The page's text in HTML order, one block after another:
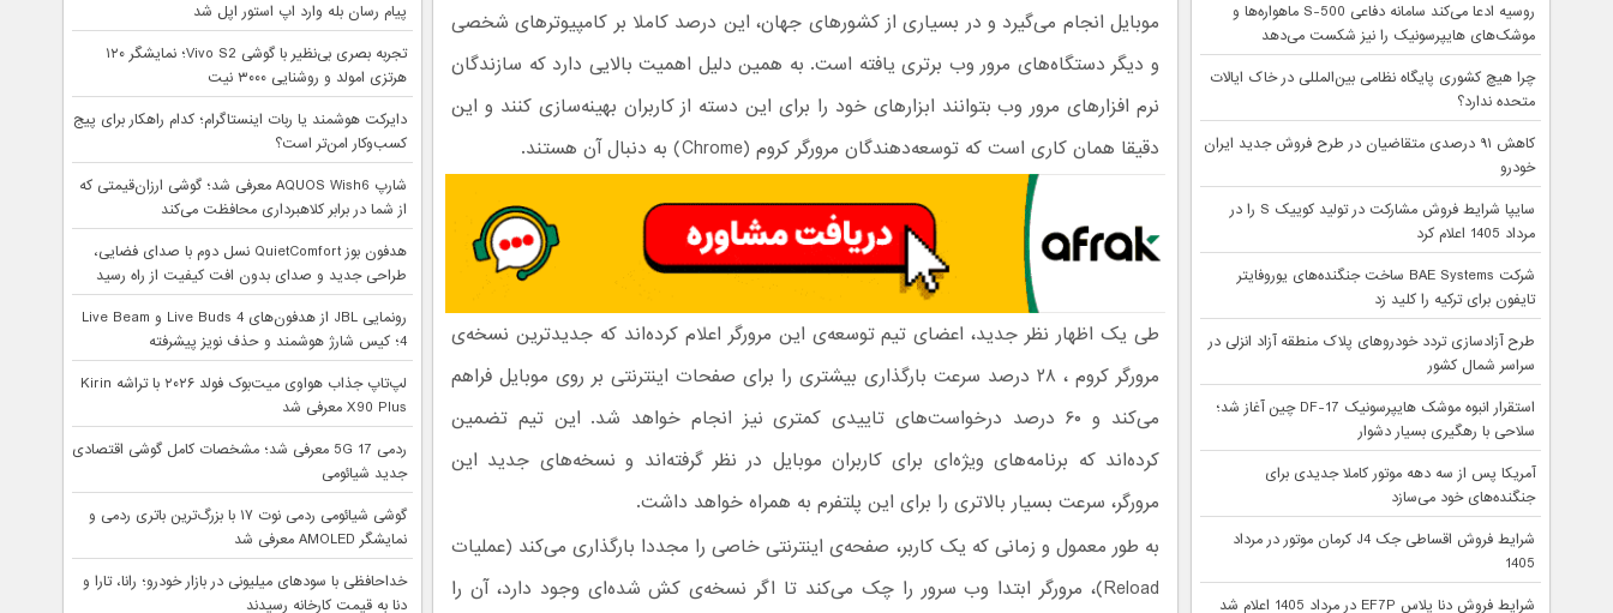
موبایل انجام می‌گیرد و در بسیاری از کشورهای جهان، این درصد کاملا بر کامپیوترهای شخصی
و دیگر دستگاه‌های مرور وب برتری یافته است. به همین دلیل اهمیت بالایی دارد که سازندگان
نرم افزارهای مرور وب بتوانند ابزارهای خود را برای این دسته از کاربران بهینه‌سازی کنند و این
دقیقا همان کاری است که توسعه‌دهندگان مرورگر کروم (Chrome) به دنبال آن هستند.
طی یک اظهار نظر جدید، اعضای تیم توسعه‌ی این مرورگر اعلام کرده‌اند که جدیدترین نسخه‌ی
مرورگر کروم ، ۲۸ درصد سرعت بارگذاری بیشتری را برای صفحات اینترنتی بر روی موبایل فراهم
می‌کند و ۶۰ درصد درخواست‌های تاییدی کمتری نیز انجام خواهد شد. این تیم تضمین
کرده‌اند که برنامه‌های ویژه‌ای برای کاربران موبایل در نظر گرفته‌اند و نسخه‌های جدید این
مرورگر، سرعت بسیار بالاتری را برای این پلتفرم به همراه خواهد داشت.
به طور معمول و زمانی که یک کاربر، صفحه‌ی اینترنتی خاصی را مجددا بارگذاری می‌کند (عملیات
Reload)، مرورگر ابتدا وب سرور را چک می‌کند تا اگر نسخه‌ی کش شده‌ای وجود دارد، آن را
روسیه ادعا می‌کند سامانه دفاعی S-500 ماهواره‌ها و
موشک‌های هایپرسونیک را نیز شکست می‌دهد
چرا هیچ کشوری پایگاه نظامی بین‌المللی در خاک ایالات
متحده ندارد؟
کاهش ۹۱ درصدی متقاضیان در طرح فروش جدید ایران
خودرو
سایپا شرایط فروش مشارکت در تولید کوییک S را در
مرداد 1405 اعلام کرد
شرکت BAE Systems ساخت جنگنده‌های یوروفایتر
تایفون برای ترکیه را کلید زد
طرح آزادسازی تردد خودروهای پلاک منطقه آزاد انزلی در
سراسر شمال کشور
استقرار انبوه موشک هایپرسونیک DF-17 چین آغاز شد؛
سلاحی با رهگیری بسیار دشوار
آمریکا پس از سه دهه موتور کاملا جدیدی برای
جنگنده‌های خود می‌سازد
شرایط فروش اقساطی جک J4 کرمان موتور در مرداد
1405
شرایط فروش دنا پلاس EF7P در مرداد 1405 اعلام شد
پیام رسان بله وارد اپ استور اپل شد
تجربه بصری بی‌نظیر با گوشی Vivo S2؛ نمایشگر ۱۲۰
هرتزی امولد و روشنایی ۳۰۰۰ نیت
دایرکت هوشمند یا ربات اینستاگرام؛ کدام راهکار برای پیج
کسب‌وکار امن‌تر است؟
شارپ AQUOS Wish6 معرفی شد؛ گوشی ارزان‌قیمتی که
از شما در برابر کلاهبرداری محافظت می‌کند
هدفون بوز QuietComfort نسل دوم با صدای فضایی،
طراحی جدید و صدای بدون افت کیفیت از راه رسید
رونمایی JBL از هدفون‌های Live Buds 4 و Live Beam
4؛ کیس شارژ هوشمند و حذف نویز پیشرفته
لپ‌تاپ جذاب هواوی میت‌بوک فولد ۲۰۲۶ با تراشه Kirin
X90 Plus معرفی شد
ردمی 17 5G معرفی شد؛ مشخصات کامل گوشی اقتصادی
جدید شیائومی
گوشی شیائومی ردمی نوت ۱۷ با بزرگ‌ترین باتری ردمی و
نمایشگر AMOLED معرفی شد
خداحافظی با سودهای میلیونی در بازار خودرو؛ رانا، تارا و
دنا به قیمت کارخانه رسیدند